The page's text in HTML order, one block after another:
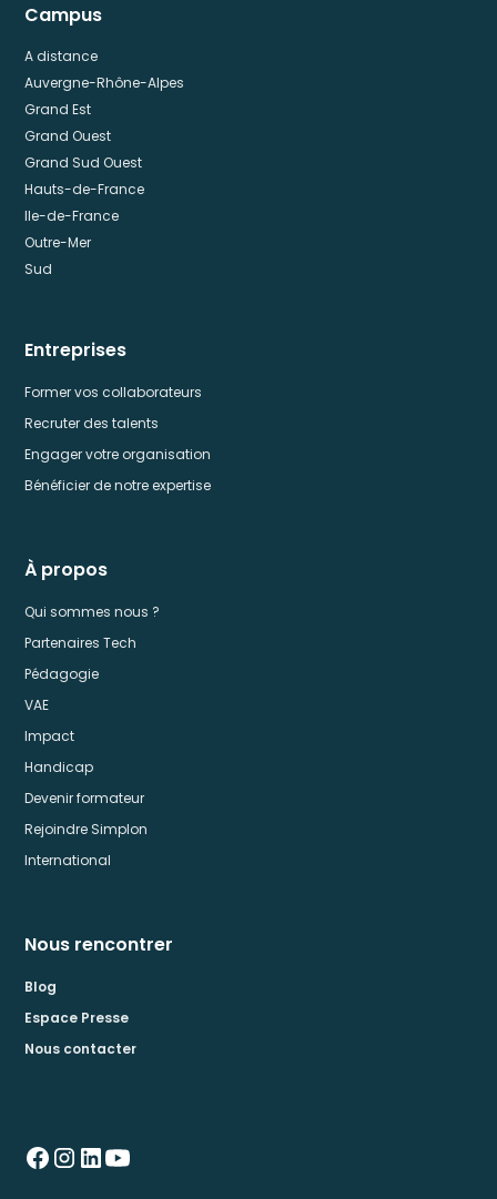
Campus
A distance
Auvergne-Rhône-Alpes
Grand Est
Grand Ouest
Grand Sud Ouest
Hauts-de-France
Ile-de-France
Outre-Mer
Sud
Entreprises
Former vos collaborateurs
Recruter des talents
Engager votre organisation
Bénéficier de notre expertise
À propos
Qui sommes nous ?
Partenaires Tech
Pédagogie
VAE
Impact
Handicap
Devenir formateur
Rejoindre Simplon
International
Nous rencontrer
Blog
Espace Presse
Nous contacter